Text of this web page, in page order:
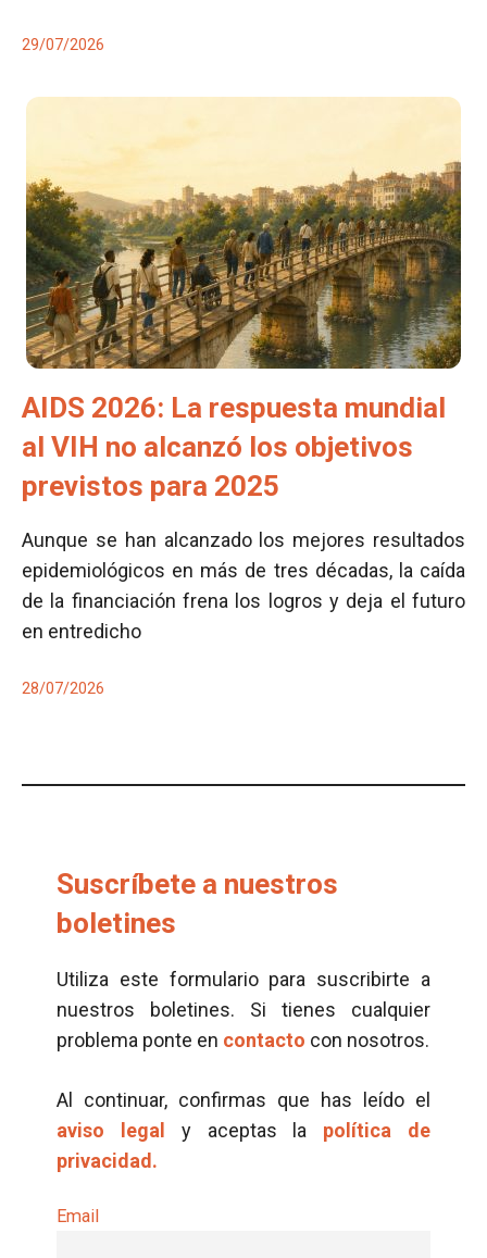
29/07/2026
AIDS 2026: La respuesta mundial
al VIH no alcanzó los objetivos
previstos para 2025
Aunque se han alcanzado los mejores resultados
epidemiológicos en más de tres décadas, la caída
de la financiación frena los logros y deja el futuro
en entredicho
28/07/2026
Suscríbete a nuestros
boletines
Utiliza este formulario para suscribirte a
nuestros boletines. Si tienes cualquier
problema ponte en contacto con nosotros.
Al continuar, confirmas que has leído el
aviso legal
y aceptas la política de
privacidad.
Email